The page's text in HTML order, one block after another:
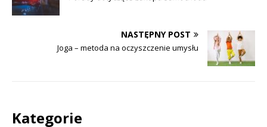
NASTĘPNY POST
Joga – metoda na oczyszczenie umysłu
Kategorie